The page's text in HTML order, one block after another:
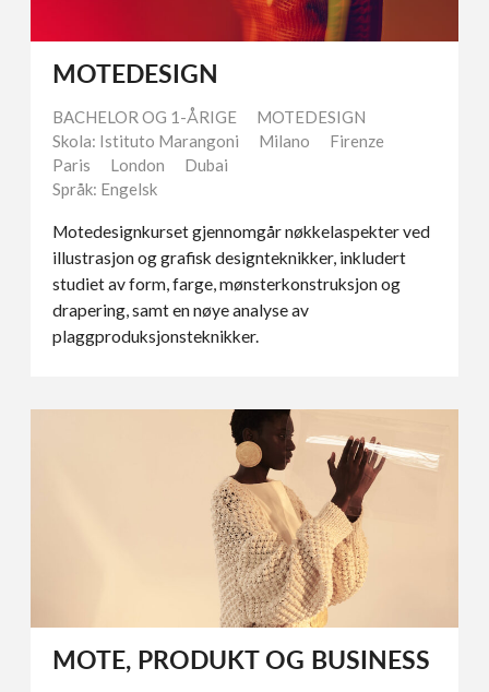
MOTEDESIGN
BACHELOR OG 1-ÅRIGE
MOTEDESIGN
Skola: Istituto Marangoni
Milano
Firenze
Paris
London
Dubai
Språk: Engelsk
Motedesignkurset gjennomgår nøkkelaspekter ved
illustrasjon og grafisk designteknikker, inkludert
studiet av form, farge, mønsterkonstruksjon og
drapering, samt en nøye analyse av
plaggproduksjonsteknikker.
MOTE, PRODUKT OG BUSINESS